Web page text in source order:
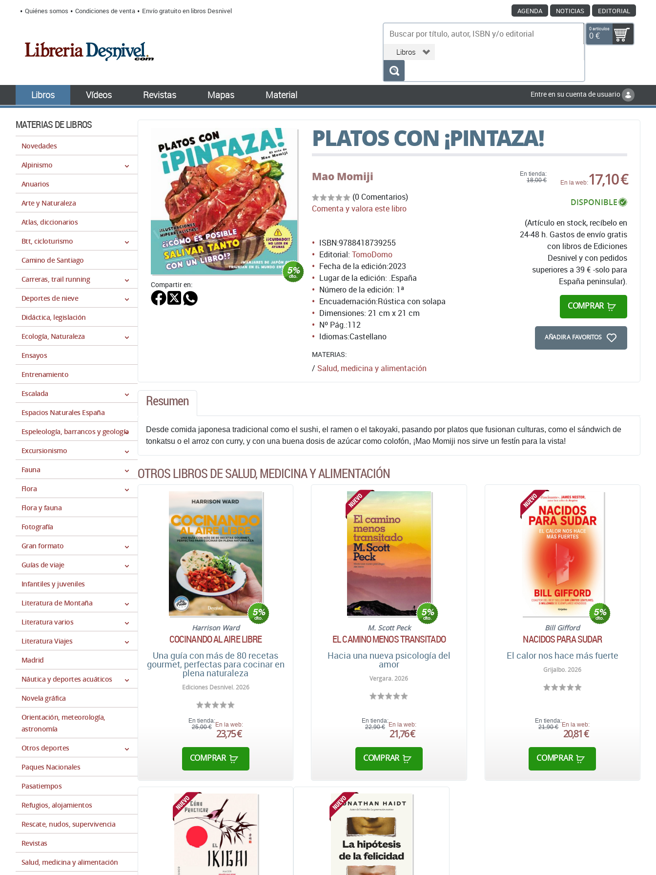
Quiénes somos Condiciones de venta Envío gratuito en libros Desnivel AGENDA NOTICIAS EDITORIAL
0 artículos
0 €
Libros Vídeos Revistas Mapas Material Entre en su cuenta de usuario
MATERIAS DE LIBROS
Novedades
Alpinismo
Anuarios
Arte y Naturaleza
Atlas, diccionarios
Btt, cicloturismo
Camino de Santiago
Carreras, trail running
Deportes de nieve
Didáctica, legislación
Ecología, Naturaleza
Ensayos
Entrenamiento
Escalada
Espacios Naturales España
Espeleología, barrancos y geología
Excursionismo
Fauna
Flora
Flora y fauna
Fotografía
Gran formato
Guías de viaje
Infantiles y juveniles
Literatura de Montaña
Literatura varios
Literatura Viajes
Madrid
Náutica y deportes acuáticos
Novela gráfica
Orientación, meteorología,
astronomía
Otros deportes
Paques Nacionales
Pasatiempos
Refugios, alojamientos
Rescate, nudos, supervivencia
Revistas
Salud, medicina y alimentación
PLATOS CON ¡PINTAZA!
Compartir en:
Mao Momiji
(0 Comentarios)
Comenta y valora este libro
En tienda:
18,00 €
En la web:17,10 €
DISPONIBLE
(Artículo en stock, recíbelo en
24-48 h. Gastos de envío gratis
con libros de Ediciones
Desnivel y con pedidos
superiores a 39 € -solo para
España peninsular).
COMPRAR
AÑADIR A FAVORITOS
ISBN:9788418739255
Editorial: TomoDomo
Fecha de la edición:2023
Lugar de la edición: .España
Número de la edición: 1ª
Encuadernación:Rústica con solapa
Dimensiones: 21 cm x 21 cm
Nº Pág.:112
Idiomas:Castellano
MATERIAS:
/ Salud, medicina y alimentación
Resumen
Desde comida japonesa tradicional como el sushi, el ramen o el takoyaki, pasando por platos que fusionan culturas, como el sándwich de
tonkatsu o el arroz con curry, y con una buena dosis de azúcar como colofón, ¡Mao Momiji nos sirve un festín para la vista!
OTROS LIBROS DE SALUD, MEDICINA Y ALIMENTACIÓN
Harrison Ward
COCINANDO AL AIRE LIBRE
Una guía con más de 80 recetas
gourmet, perfectas para cocinar en
plena naturaleza
Ediciones Desnivel. 2026
En tienda:
25,00 € En la web:
23,75 €
COMPRAR
M. Scott Peck
EL CAMINO MENOS TRANSITADO
Hacia una nueva psicología del
amor
Vergara. 2026
En tienda:
22,90 € En la web:
21,76 €
COMPRAR
Bill Gifford
NACIDOS PARA SUDAR
El calor nos hace más fuerte
Grijalbo. 2026
En tienda:
21,90 €
En la web:
20,81 €
COMPRAR